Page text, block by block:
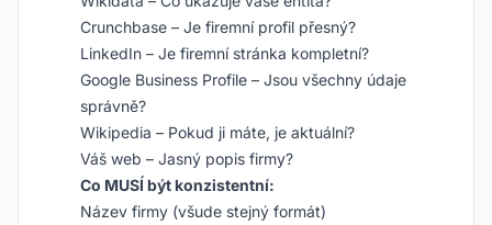
Crunchbase – Je firemní profil přesný?
LinkedIn – Je firemní stránka kompletní?
Google Business Profile – Jsou všechny údaje
správně?
Wikipedia – Pokud ji máte, je aktuální?
Váš web – Jasný popis firmy?
Co MUSÍ být konzistentní:
Název firmy (všude stejný formát)